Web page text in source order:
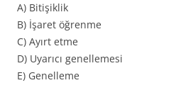
A) Bitişiklik
B) İşaret öğrenme
C) Ayırt etme
D) Uyarıcı genellemesi
E) Genelleme